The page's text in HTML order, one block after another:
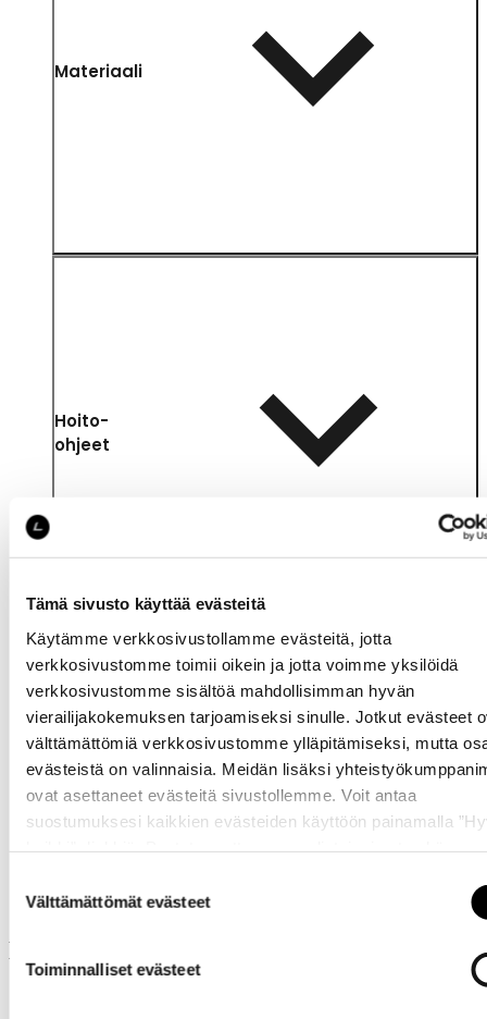
Tämä sivusto käyttää evästeitä
Käytämme verkkosivustollamme evästeitä, jotta
verkkosivustomme toimii oikein ja jotta voimme yksilöidä
verkkosivustomme sisältöä mahdollisimman hyvän
vierailijakokemuksen tarjoamiseksi sinulle. Jotkut evästeet
välttämättömiä verkkosivustomme ylläpitämiseksi, mutta
evästeistä on valinnaisia. Meidän lisäksi
ovat asettaneet evästeitä sivustollemme. Voit antaa
suostumuksesi kaikkien evästeiden käyttöön painamalla
valinta
Välttämättömät evästeet
Toiminnalliset evästeet
Materiaali
Hoito-
ohjeet
Katso saatavuus
myymälässä
Muut ostivat myös